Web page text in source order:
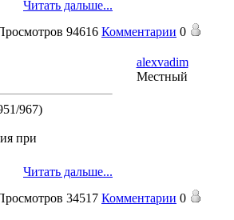
Читать дальше...
94616 Комментарии 0
967)
при
Читать дальше...
alexvadim
Местный
34517 Комментарии 0